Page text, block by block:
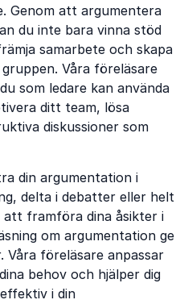
Genom att argumentera
du inte bara vinna stöd
samarbete och skapa
Våra föreläsare
som ledare kan använda
ditt team, lösa
diskussioner som
din argumentation i
delta i debatter eller helt
framföra dina åsikter i
om argumentation ge
Våra föreläsare anpassar
behov och hjälper dig
i din